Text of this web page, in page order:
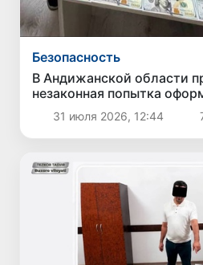
Безопасность
В Андижанской области
незаконная попытка
госрезерва за 39 тысяч
31 июля 2026, 12:44